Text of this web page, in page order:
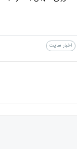
اخبار سایت